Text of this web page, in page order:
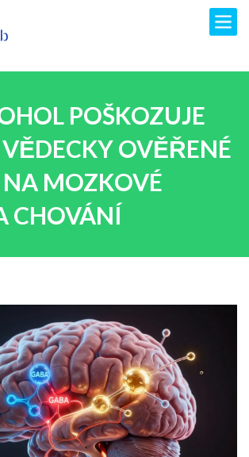
POŠKOZUJE
OVĚŘENÉ
MOZKOVÉ
CHOVÁNÍ